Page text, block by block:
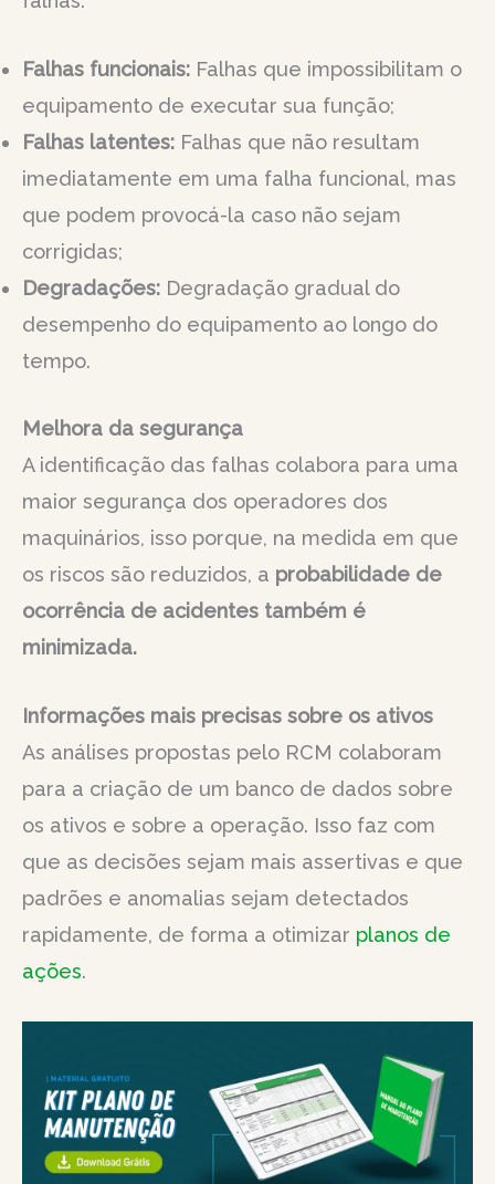
Falhas funcionais: Falhas que impossibilitam o
equipamento de executar sua função;
Falhas latentes: Falhas que não resultam
imediatamente em uma falha funcional, mas
que podem provocá-la caso não sejam
corrigidas;
Degradações: Degradação gradual do
desempenho do equipamento ao longo do
tempo.
Melhora da segurança
A identificação das falhas colabora para uma
maior segurança dos operadores dos
maquinários, isso porque, na medida em que
os riscos são reduzidos, a probabilidade de
ocorrência de acidentes também é
minimizada.
Informações mais precisas sobre os ativos
As análises propostas pelo RCM colaboram
para a criação de um banco de dados sobre
os ativos e sobre a operação. Isso faz com
que as decisões sejam mais assertivas e que
padrões e anomalias sejam detectados
rapidamente, de forma a otimizar planos de
ações.